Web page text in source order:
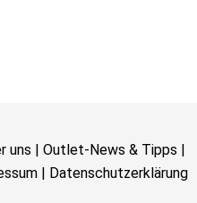
uns | Outlet-News & Tipps |
| Datenschutzerklärung